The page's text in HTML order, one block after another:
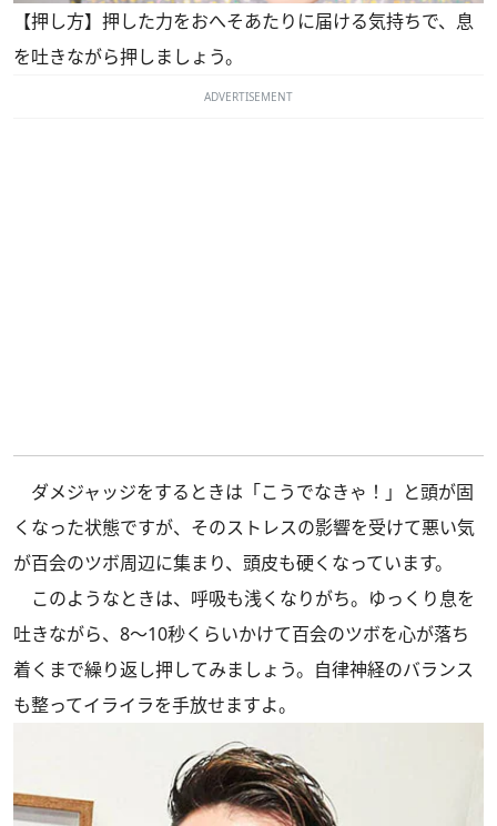
【押し方】押した力をおへそあたりに届ける気持ちで、息
を吐きながら押しましょう。
ADVERTISEMENT
ダメジャッジをするときは「こうでなきゃ！」と頭が固
くなった状態ですが、そのストレスの影響を受けて悪い気
が百会のツボ周辺に集まり、頭皮も硬くなっています。
このようなときは、呼吸も浅くなりがち。ゆっくり息を
吐きながら、8～10秒くらいかけて百会のツボを心が落ち
着くまで繰り返し押してみましょう。自律神経のバランス
も整ってイライラを手放せますよ。